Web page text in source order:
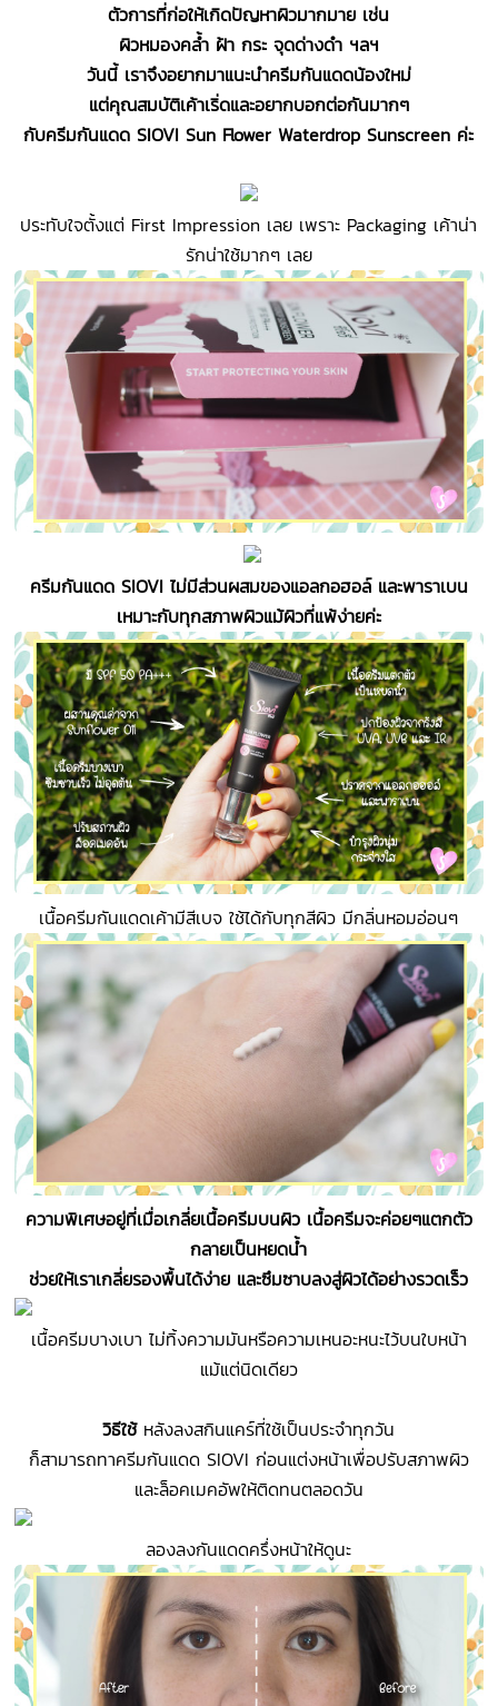
ตัวการที่ก่อให้เกิดปัญหาผิวมากมาย เช่น
ผิวหมองคล้ำ ฝ้า กระ จุดด่างดำ ฯลฯ
วันนี้ เราจึงอยากมาแนะนำครีมกันแดดน้องใหม่
แต่คุณสมบัติเค้าเริ่ดและอยากบอกต่อกันมากๆ
กับครีมกันแดด SIOVI Sun Flower Waterdrop Sunscreen ค่ะ
ประทับใจตั้งแต่ First Impression เลย เพราะ Packaging เค้าน่า
รักน่าใช้มากๆ เลย
ครีมกันแดด SIOVI ไม่มีส่วนผสมของแอลกอฮอล์ และพาราเบน
เหมาะกับทุกสภาพผิวแม้ผิวที่แพ้ง่ายค่ะ
เนื้อครีมกันแดดเค้ามีสีเบจ ใช้ได้กับทุกสีผิว มีกลิ่นหอมอ่อนๆ
ความพิเศษอยู่ที่เมื่อเกลี่ยเนื้อครีมบนผิว เนื้อครีมจะค่อยๆแตกตัว
กลายเป็นหยดน้ำ
ช่วยให้เราเกลี่ยรองพื้นได้ง่าย และซึมซาบลงสู่ผิวได้อย่างรวดเร็ว
เนื้อครีมบางเบา ไม่ทิ้งความมันหรือความเหนอะหนะไว้บนใบหน้า
แม้แต่นิดเดียว
วิธีใช้หลังลงสกินแคร์ที่ใช้เป็นประจำทุกวัน
ก็สามารถทาครีมกันแดด SIOVI ก่อนแต่งหน้าเพื่อปรับสภาพผิว
และล็อคเมคอัพให้ติดทนตลอดวัน
ลองลงกันแดดครึ่งหน้าให้ดูนะ